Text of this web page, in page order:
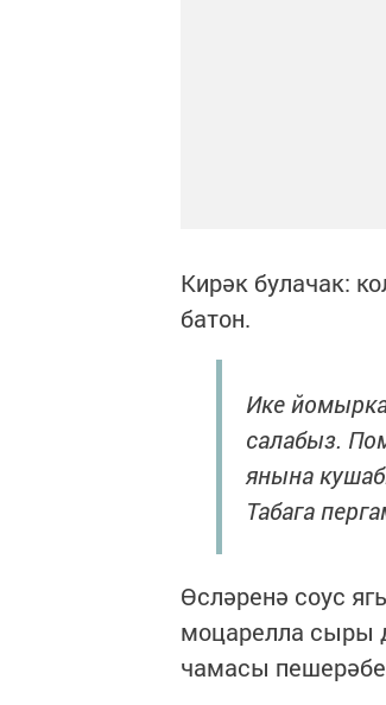
Кирәк булачак:
батон.
Ике
салабыз.
янына
Табага
Өсләренә соус
моцарелла сыры
чамасы